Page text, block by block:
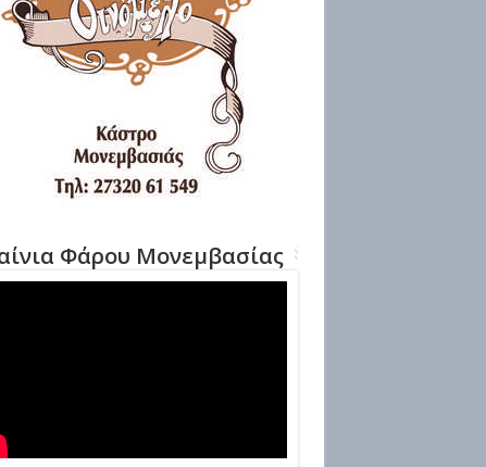
Φάρου Μονεμβασίας